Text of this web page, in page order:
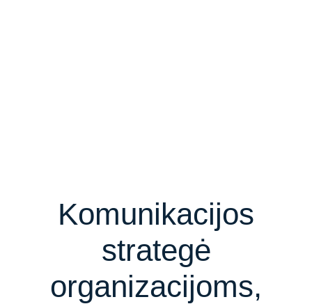
Komunikacijos
strategė
organizacijoms,